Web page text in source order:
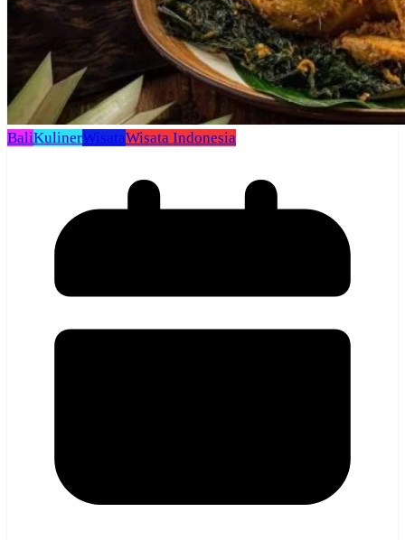
BaliKulinerWisataWisata Indonesia